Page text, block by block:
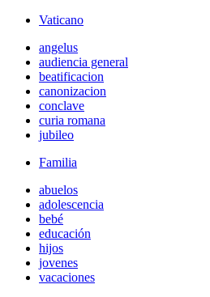
Vaticano
angelus
audiencia general
beatificacion
canonizacion
conclave
curia romana
jubileo
Familia
abuelos
adolescencia
bebé
educación
hijos
jovenes
vacaciones